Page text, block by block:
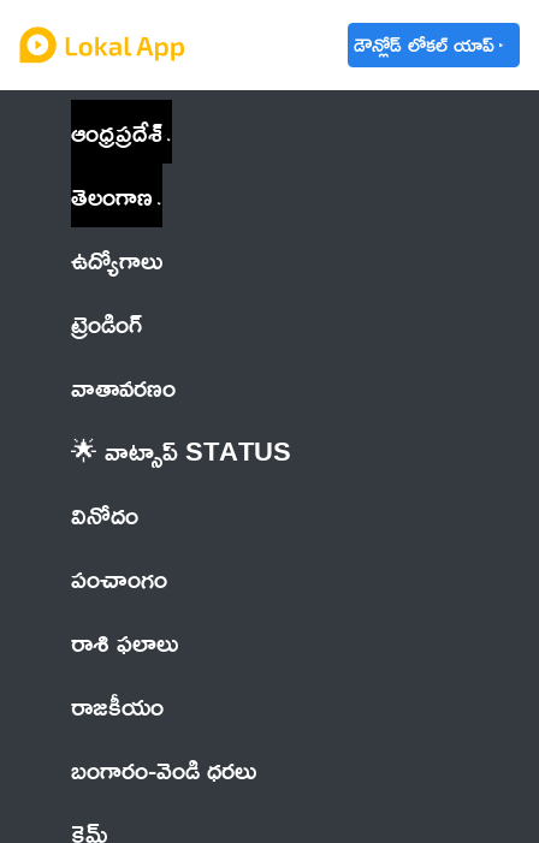
డౌన్లోడ్ లోకల్ యాప్
ఆంధ్రప్రదేశ్
తెలంగాణ
ఉద్యోగాలు
ట్రెండింగ్
వాతావరణం
🌟 వాట్సాప్ STATUS
వినోదం
పంచాంగం
రాశి ఫలాలు
రాజకీయం
బంగారం-వెండి ధరలు
క్రైమ్